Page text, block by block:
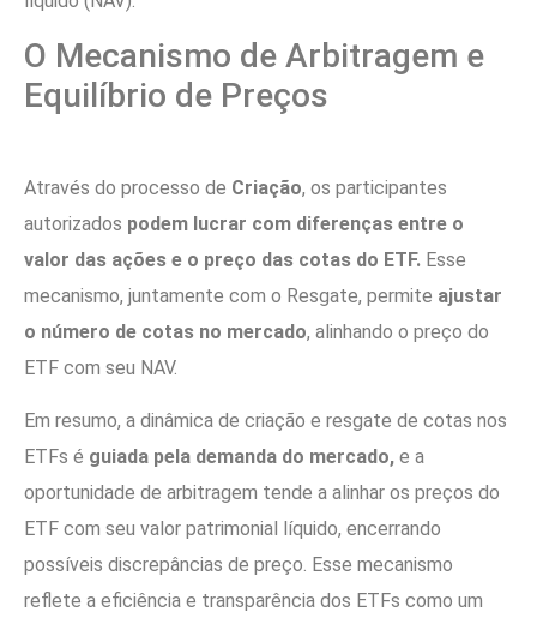
O Mecanismo de Arbitragem e
Equilíbrio de Preços
Através do processo de Criação, os participantes
autorizados podem lucrar com diferenças entre o
valor das ações e o preço das cotas do ETF. Esse
mecanismo, juntamente com o Resgate, permite ajustar
o número de cotas no mercado, alinhando o preço do
ETF com seu NAV.
Em resumo, a dinâmica de criação e resgate de cotas nos
ETFs é guiada pela demanda do mercado, e a
oportunidade de arbitragem tende a alinhar os preços do
ETF com seu valor patrimonial líquido, encerrando
possíveis discrepâncias de preço. Esse mecanismo
reflete a eficiência e transparência dos ETFs como um